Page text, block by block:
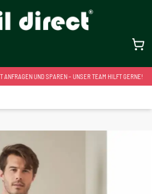
ANFRAGEN UND SPAREN – UNSER TEAM HILFT GERNE!